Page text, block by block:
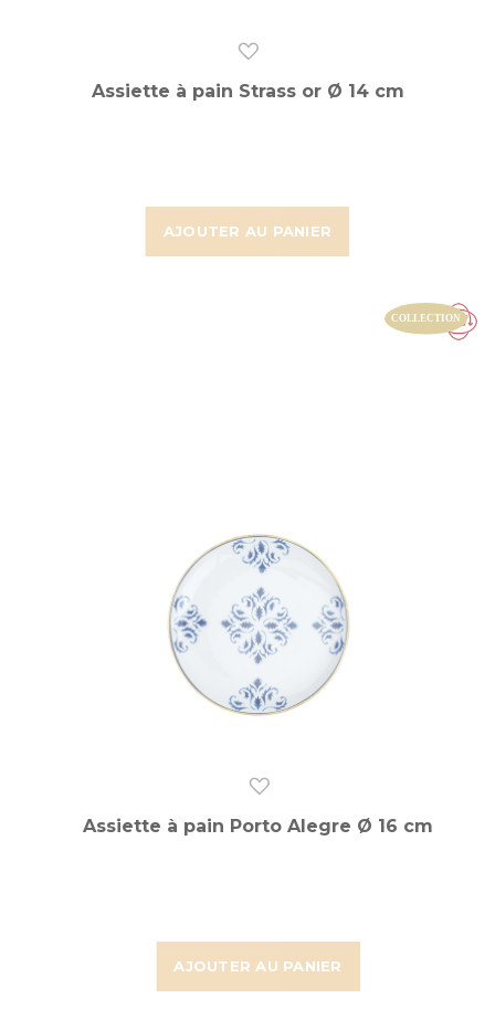
AJOUTER AU PANIER
Assiette à pain Strass or Ø 14 cm
AJOUTER AU PANIER
Assiette à pain Porto Alegre Ø 16 cm